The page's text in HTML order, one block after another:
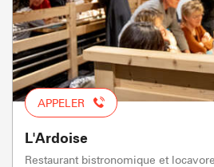
APPELER
L'Ardoise
Restaurant bistronomique et